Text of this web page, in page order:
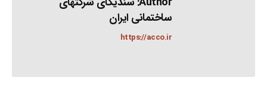
ساختمانی ایران
https://acco.ir